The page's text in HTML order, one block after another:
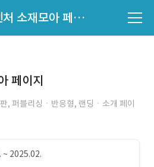
LG 사내벤처 소재모아 페이지
페이지
, 퍼블리싱ㆍ반응형, 랜딩ㆍ소개 페이
~ 2025.02.